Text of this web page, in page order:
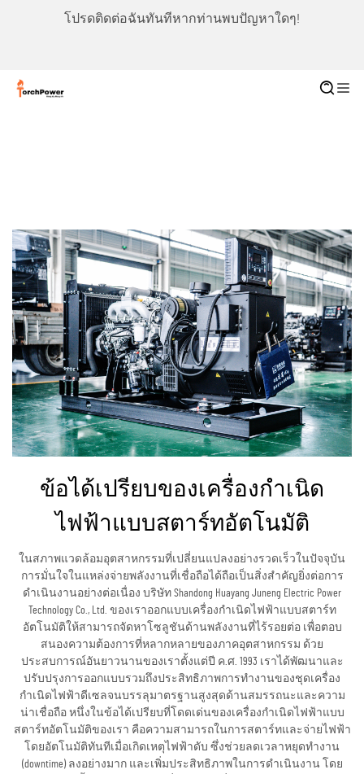
โปรดติดต่อฉันทันทีหากท่านพบปัญหาใดๆ!
ข้อได้เปรียบของเครื่องกำเนิด
ไฟฟ้าแบบสตาร์ทอัตโนมัติ
ในสภาพแวดล้อมอุตสาหกรรมที่เปลี่ยนแปลงอย่างรวดเร็วในปัจจุบัน
การมั่นใจในแหล่งจ่ายพลังงานที่เชื่อถือได้ถือเป็นสิ่งสำคัญยิ่งต่อการ
ดำเนินงานอย่างต่อเนื่อง บริษัท Shandong Huayang Juneng Electric Power
Technology Co., Ltd. ของเราออกแบบเครื่องกำเนิดไฟฟ้าแบบสตาร์ท
อัตโนมัติให้สามารถจัดหาโซลูชันด้านพลังงานที่ไร้รอยต่อ เพื่อตอบ
สนองความต้องการที่หลากหลายของภาคอุตสาหกรรม ด้วย
ประสบการณ์อันยาวนานของเราตั้งแต่ปี ค.ศ. 1993 เราได้พัฒนาและ
ปรับปรุงการออกแบบรวมถึงประสิทธิภาพการทำงานของชุดเครื่อง
กำเนิดไฟฟ้าดีเซลจนบรรลุมาตรฐานสูงสุดด้านสมรรถนะและความ
น่าเชื่อถือ หนึ่งในข้อได้เปรียบที่โดดเด่นของเครื่องกำเนิดไฟฟ้าแบบ
สตาร์ทอัตโนมัติของเรา คือความสามารถในการสตาร์ทและจ่ายไฟฟ้า
โดยอัตโนมัติทันทีเมื่อเกิดเหตุไฟฟ้าดับ ซึ่งช่วยลดเวลาหยุดทำงาน
(downtime) ลงอย่างมาก และเพิ่มประสิทธิภาพในการดำเนินงาน โดย